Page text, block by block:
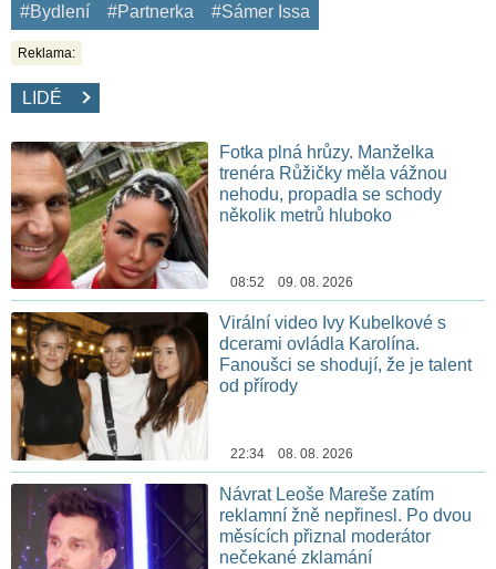
#Bydlení #Partnerka #Sámer Issa
Reklama:
LIDÉ
Fotka plná hrůzy. Manželka
trenéra Růžičky měla vážnou
nehodu, propadla se schody
několik metrů hluboko
08:52 09. 08. 2026
Virální video Ivy Kubelkové s
dcerami ovládla Karolína.
Fanoušci se shodují, že je talent
od přírody
22:34 08. 08. 2026
Návrat Leoše Mareše zatím
reklamní žně nepřinesl. Po dvou
měsících přiznal moderátor
nečekané zklamání